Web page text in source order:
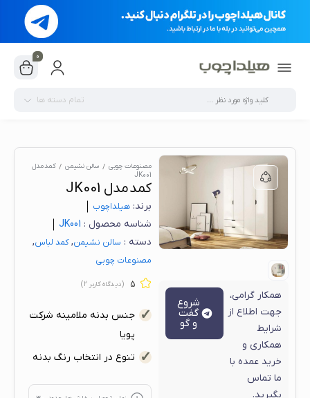
0
تمام دسته ها
همکار گرامی،
جهت اطلاع از
شرایط
همکاری و
خرید عمده با
ما تماس
بگیرید.
شروع
گفت
و گو
مصنوعات چوبی سالن نشیمن
کمد مدل
JK001
کمد مدل JK001
برند: هیلدا‌چوب
شناسه محصول : JK001
دسته : سالن نشیمن,کمد لباس,
مصنوعات چوبی
5 (دیدگاه کاربر 2
)
جنس بدنه ملامینه شرکت
پویا
تنوع در انتخاب رنگ بدنه